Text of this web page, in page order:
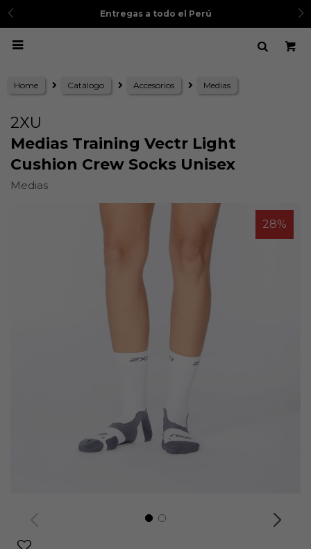
Entregas a todo el Perú

Home Catálogo Accesorios Medias
2XU
Medias Training Vectr Light
Cushion Crew Socks Unisex
Medias
28